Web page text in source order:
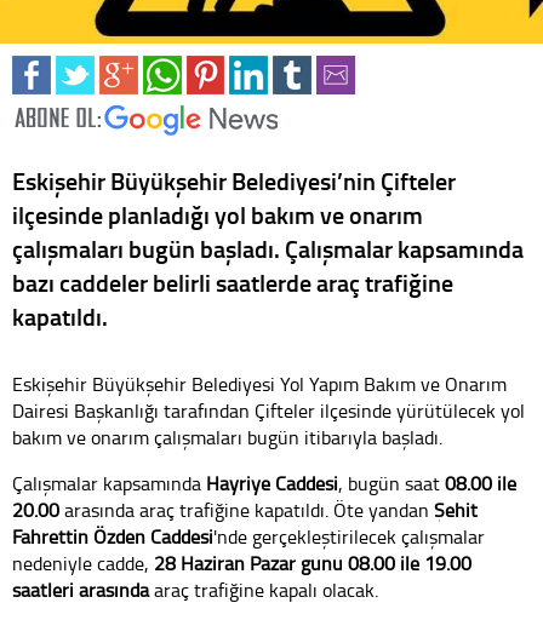
Eskişehir Büyükşehir Belediyesi’nin Çifteler
ilçesinde planladığı yol bakım ve onarım
çalışmaları bugün başladı. Çalışmalar kapsamında
bazı caddeler belirli saatlerde araç trafiğine
kapatıldı.
Eskişehir Büyükşehir Belediyesi Yol Yapım Bakım ve Onarım
Dairesi Başkanlığı tarafından Çifteler ilçesinde yürütülecek yol
bakım ve onarım çalışmaları bugün itibarıyla başladı.
Çalışmalar kapsamında Hayriye Caddesi, bugün saat08.00 ile
20.00arasında araç trafiğine kapatıldı. Öte yandan Şehit
Fahrettin Özden Caddesi'nde gerçekleştirilecek çalışmalar
nedeniyle cadde, 28 Haziran Pazar günü 08.00 ile 19.00
saatleri arasındaaraç trafiğine kapalı olacak.